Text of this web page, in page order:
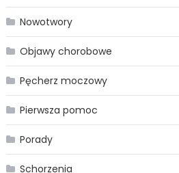
Nowotwory
Objawy chorobowe
Pęcherz moczowy
Pierwsza pomoc
Porady
Schorzenia